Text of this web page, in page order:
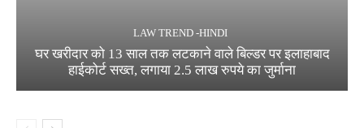
LAW TREND -HINDI
घर खरीदार को 13 साल तक लटकाने वाले बिल्डर पर इलाहाबाद
हाईकोर्ट सख्त, लगाया 2.5 लाख रुपये का जुर्माना